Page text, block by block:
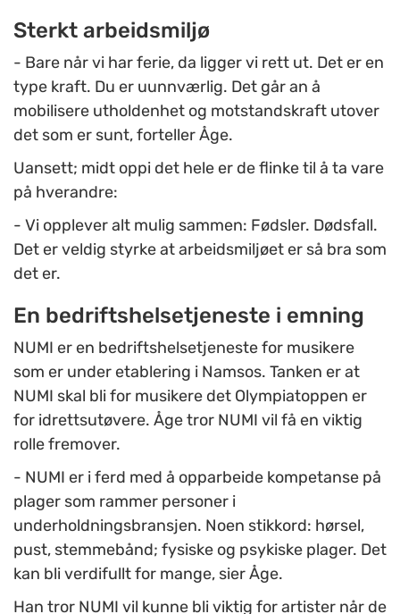
Sterkt arbeidsmiljø
- Bare når vi har ferie, da ligger vi rett ut. Det er en
type kraft. Du er uunnværlig. Det går an å
mobilisere utholdenhet og motstandskraft utover
det som er sunt, forteller Åge.
Uansett; midt oppi det hele er de flinke til å ta vare
på hverandre:
- Vi opplever alt mulig sammen: Fødsler. Dødsfall.
Det er veldig styrke at arbeidsmiljøet er så bra som
det er.
En bedriftshelsetjeneste i emning
NUMI er en bedriftshelsetjeneste for musikere
som er under etablering i Namsos. Tanken er at
NUMI skal bli for musikere det Olympiatoppen er
for idrettsutøvere. Åge tror NUMI vil få en viktig
rolle fremover.
- NUMI er i ferd med å opparbeide kompetanse på
plager som rammer personer i
underholdningsbransjen. Noen stikkord: hørsel,
pust, stemmebånd; fysiske og psykiske plager. Det
kan bli verdifullt for mange, sier Åge.
Han tror NUMI vil kunne bli viktig for artister når de